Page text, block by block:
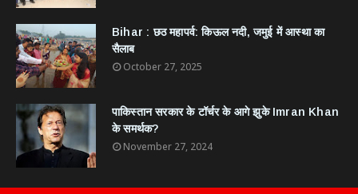
Bihar : छठ महापर्व: किऊल नदी, जमुई में आस्था का
सैलाब
October 27, 2025
​पाकिस्तान सरकार के टॉर्चर के आगे झुके Imran Khan
के समर्थक?
November 27, 2024